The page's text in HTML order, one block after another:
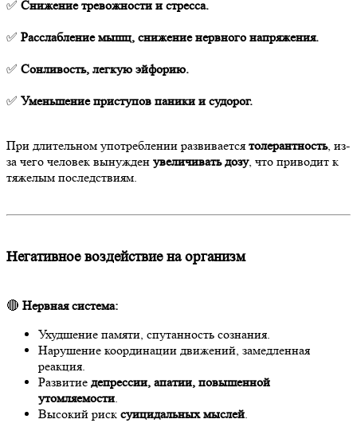
✅ Снижение тревожности и стресса.
✅ Расслабление мышц, снижение нервного напряжения.
✅ Сонливость, легкую эйфорию.
✅ Уменьшение приступов паники и судорог.
При длительном употреблении развивается толерантность, из-
за чего человек вынужден увеличивать дозу, что приводит к
тяжелым последствиям.
Негативное воздействие на организм
🔴 Нервная система:
Ухудшение памяти, спутанность сознания.
Нарушение координации движений, замедленная
реакция.
Развитие депрессии, апатии, повышенной
утомляемости.
Высокий риск суицидальных мыслей.